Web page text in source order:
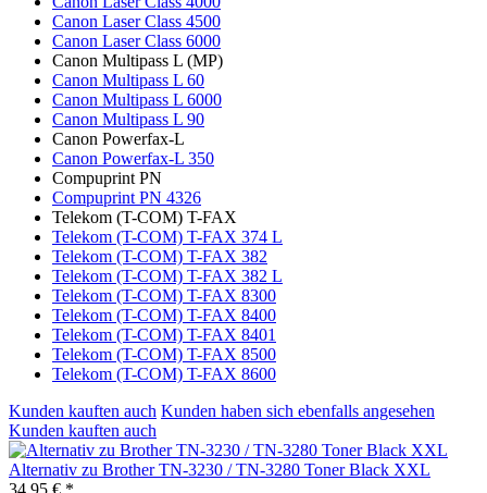
Canon Laser Class 4500
Canon Laser Class 6000
Canon Multipass L (MP)
Canon Multipass L 60
Canon Multipass L 6000
Canon Multipass L 90
Canon Powerfax-L
Canon Powerfax-L 350
Compuprint PN
Compuprint PN 4326
Telekom (T-COM) T-FAX
Telekom (T-COM) T-FAX 374 L
Telekom (T-COM) T-FAX 382
Telekom (T-COM) T-FAX 382 L
Telekom (T-COM) T-FAX 8300
Telekom (T-COM) T-FAX 8400
Telekom (T-COM) T-FAX 8401
Telekom (T-COM) T-FAX 8500
Telekom (T-COM) T-FAX 8600
Kunden kauften auch Kunden haben sich ebenfalls angesehen
Kunden kauften auch
Alternativ zu Brother TN-3230 / TN-3280 Toner Black XXL